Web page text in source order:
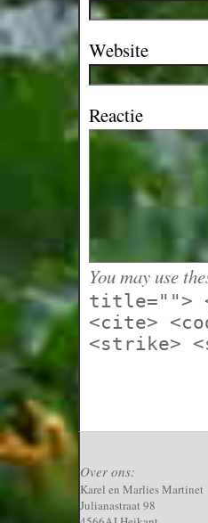
Website
Reactie
You may use
title="">
<cite>
<strike>
Over ons:
Karel en Marlies Martinet
Julianastraat 98